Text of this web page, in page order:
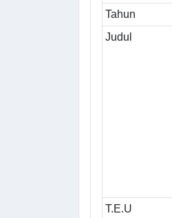
Tahun
Judul
T.E.U